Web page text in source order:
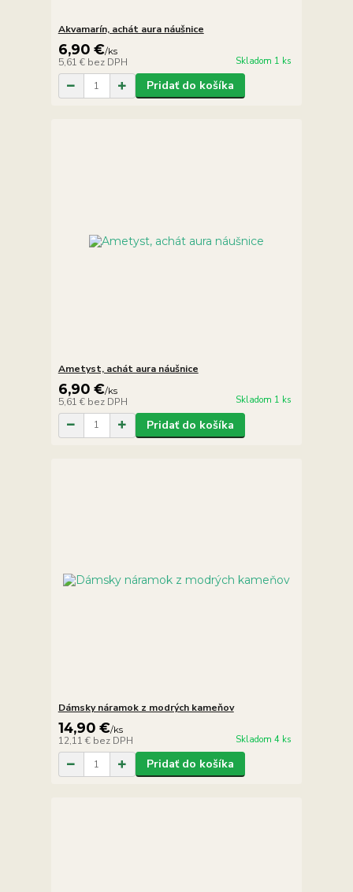
Akvamarín, achát aura náušnice
6,90 €/ks
5,61 € bez DPH Skladom 1 ks
Pridať do košíka
Ametyst, achát aura náušnice
6,90 €/ks
5,61 € bez DPH Skladom 1 ks
Pridať do košíka
Dámsky náramok z modrých kameňov
14,90 €/ks
12,11 € bez DPH Skladom 4 ks
Pridať do košíka